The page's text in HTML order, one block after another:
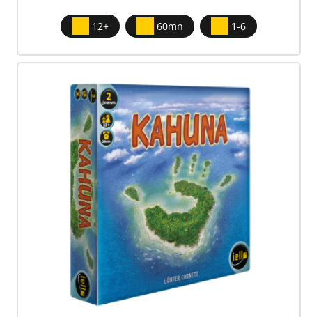
12+ 60mn 1-6